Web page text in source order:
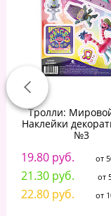
Тролли:
Наклейки
№3
19.80 руб. от
21.30 руб. от
22.80 руб. от